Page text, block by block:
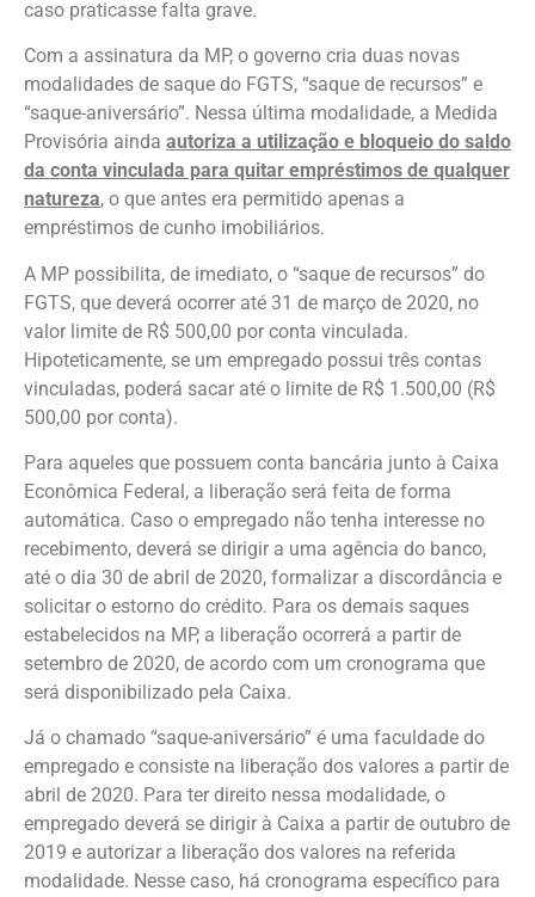
caso praticasse falta grave.
Com a assinatura da MP, o governo cria duas novas
modalidades de saque do FGTS, “saque de recursos” e
“saque-aniversário”. Nessa última modalidade, a Medida
Provisória ainda autoriza a utilização e bloqueio do saldo
da conta vinculada para quitar empréstimos de qualquer
natureza, o que antes era permitido apenas a
empréstimos de cunho imobiliários.
A MP possibilita, de imediato, o “saque de recursos” do
FGTS, que deverá ocorrer até 31 de março de 2020, no
valor limite de R$ 500,00 por conta vinculada.
Hipoteticamente, se um empregado possui três contas
vinculadas, poderá sacar até o limite de R$ 1.500,00 (R$
500,00 por conta).
Para aqueles que possuem conta bancária junto à Caixa
Econômica Federal, a liberação será feita de forma
automática. Caso o empregado não tenha interesse no
recebimento, deverá se dirigir a uma agência do banco,
até o dia 30 de abril de 2020, formalizar a discordância e
solicitar o estorno do crédito. Para os demais saques
estabelecidos na MP, a liberação ocorrerá a partir de
setembro de 2020, de acordo com um cronograma que
será disponibilizado pela Caixa.
Já o chamado “saque-aniversário” é uma faculdade do
empregado e consiste na liberação dos valores a partir de
abril de 2020. Para ter direito nessa modalidade, o
empregado deverá se dirigir à Caixa a partir de outubro de
2019 e autorizar a liberação dos valores na referida
modalidade. Nesse caso, há cronograma específico para